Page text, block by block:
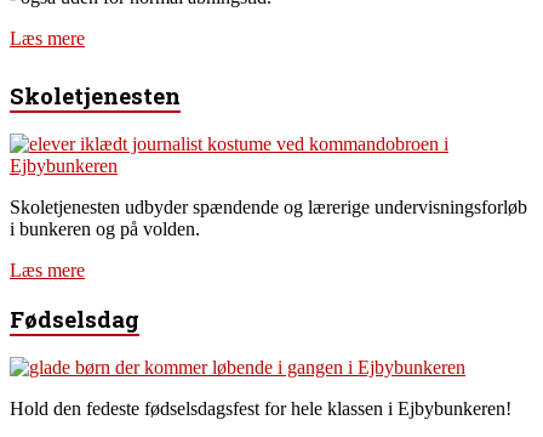
Læs mere
Skoletjenesten
Skoletjenesten udbyder spændende og lærerige undervisningsforløb
i bunkeren og på volden.
Læs mere
Fødselsdag
Hold den fedeste fødselsdagsfest for hele klassen i Ejbybunkeren!